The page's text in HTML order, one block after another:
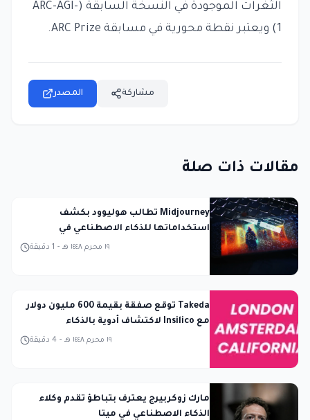
الثغرات الموجودة في النسخة السابقة (ARC-AGI-
1) ويعتبر نقطة محورية في مسابقة ARC Prize.
المصدر مشاركة
مقالات ذات صلة
Midjourney تطالب هوليوود بكشف
استخداماتها للذكاء الاصطناعي في
1 دقيقة - ١٩ محرم ١٤٤٨ هـ
Takeda توقع صفقة بقيمة 600 مليون دولار
مع Insilico لاكتشاف أدوية بالذكاء
4 دقيقة - ١٩ محرم ١٤٤٨ هـ
مارك زوكربيرج يعترف بتباطؤ تقدم وكلاء
الذكاء الاصطناعي في ميتا